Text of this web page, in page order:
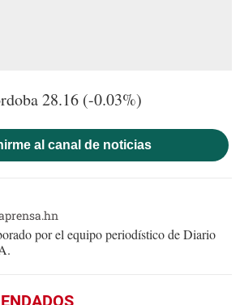
28.16 (-0.03%)
al canal de noticias
por el equipo periodístico de Diario